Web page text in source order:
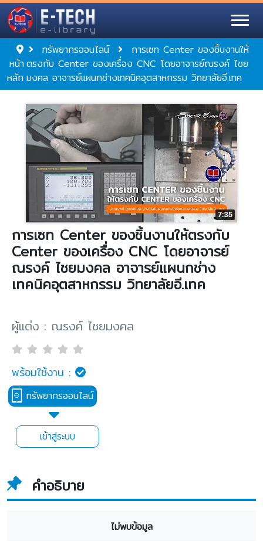
หน้า
หลัก
ทรัพยากรออนไลน์
การเซท Center ของชิ้นงานให้
ตรงกับ Center ของเครื่อง CNC โดยอาจารย์ณรงค์ ไชย
มงคล อาจารย์แผนกช่างเทคนิคอุตสาหกรรม วิทยาลัยอี.เทค
การเซท Center ของชิ้นงานให้ตรงกับ
Center ของเครื่อง CNC โดยอาจารย์
ณรงค์ ไชยมงคล อาจารย์แผนกช่าง
เทคนิคอุตสาหกรรม วิทยาลัยอี.เทค
ผู้แต่ง : ณรงค์ ไชยมงคล
พร้อมใช้งาน :
ทรัพยากรออนไลน์
เข้าสู่ระบบ
คำอธิบาย
ไม่พบข้อมูล